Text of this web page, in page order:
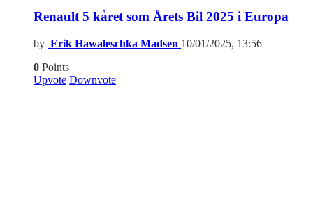
Renault 5 kåret som Årets Bil 2025 i Europa
by Erik Hawaleschka Madsen 10/01/2025, 13:56
0 Points
Upvote Downvote